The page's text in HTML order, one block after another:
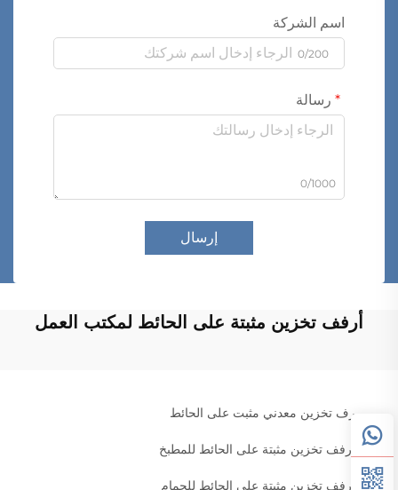
اسم الشركة
0/200
رسالة
0/1000
إرسال
أرفف تخزين مثبتة على الحائط لمكتب العمل
رف تخزين معدني مثبت على الحائط
أرفف تخزين مثبتة على الحائط للمطبخ
أرفف تخزين مثبتة على الحائط للحمام